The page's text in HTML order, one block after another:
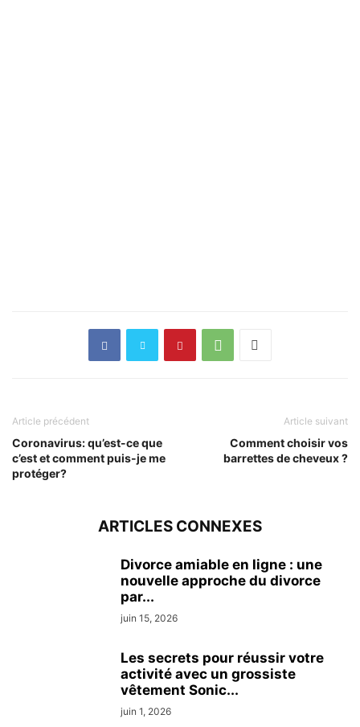
Article précédent
Coronavirus: qu’est-ce que
c’est et comment puis-je me
protéger?
Article suivant
Comment choisir vos
barrettes de cheveux ?
ARTICLES CONNEXES
Divorce amiable en ligne : une
nouvelle approche du divorce
par...
juin 15, 2026
Les secrets pour réussir votre
activité avec un grossiste
vêtement Sonic...
juin 1, 2026